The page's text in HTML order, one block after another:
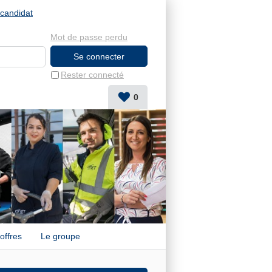
Rester connecté
Mot de passe perdu
0
Le groupe